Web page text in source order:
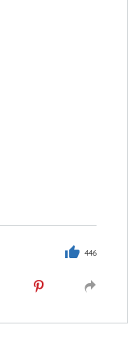
446